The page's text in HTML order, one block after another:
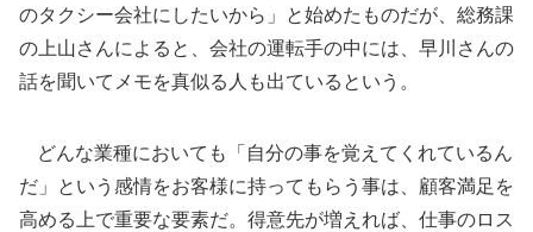
のタクシー会社にしたいから」と始めたものだが、総務課
の上山さんによると、会社の運転手の中には、早川さんの
話を聞いてメモを真似る人も出ているという。
どんな業種においても「自分の事を覚えてくれているん
だ」という感情をお客様に持ってもらう事は、顧客満足を
高める上で重要な要素だ。得意先が増えれば、仕事のロス